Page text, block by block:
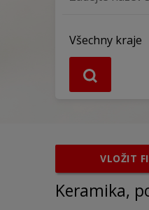
VLOŽIT
Keramika,